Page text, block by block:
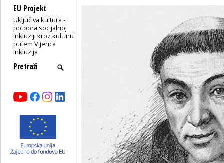
EU Projekt
Uključiva kultura -
potpora socijalnoj
inkluziji kroz kulturu
putem Vijenca
Inkluzija